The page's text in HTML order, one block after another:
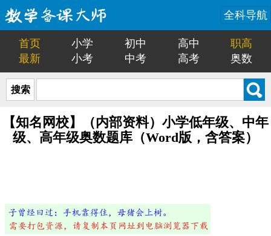
全科导航
首页 小学 初中 高中
职高
最新
小考 中考 高考 奥数
搜索
【知名网校】（内部资料）小学低年级、中年
级、高年级奥数题库（Word版，含答案）